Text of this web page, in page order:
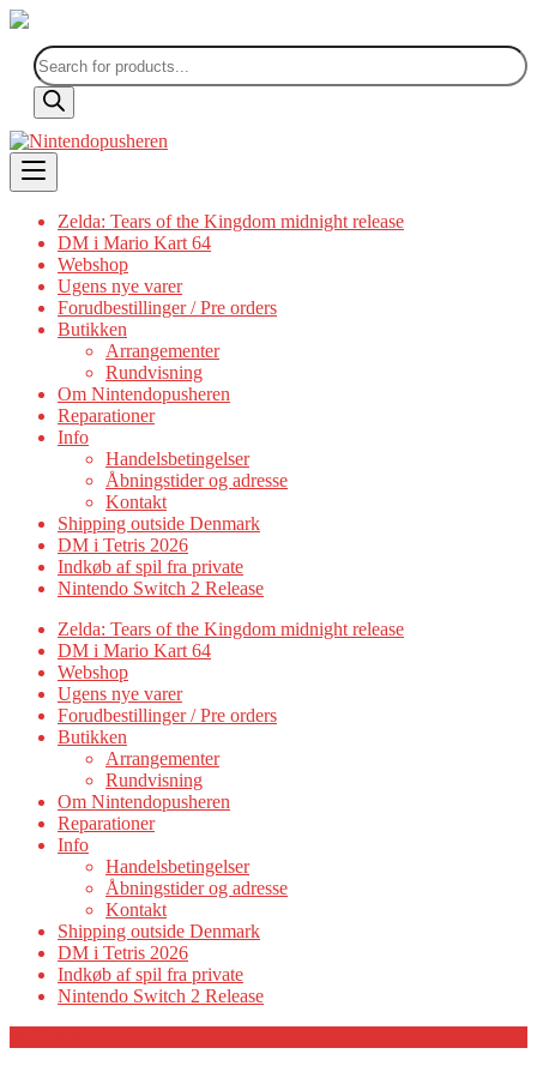
Products
search
Skip
to
content
Zelda: Tears of the Kingdom midnight release
DM i Mario Kart 64
Webshop
Ugens nye varer
Forudbestillinger / Pre orders
Butikken
Arrangementer
Rundvisning
Om Nintendopusheren
Reparationer
Info
Handelsbetingelser
Åbningstider og adresse
Kontakt
Shipping outside Denmark
DM i Tetris 2026
Indkøb af spil fra private
Nintendo Switch 2 Release
Zelda: Tears of the Kingdom midnight release
DM i Mario Kart 64
Webshop
Ugens nye varer
Forudbestillinger / Pre orders
Butikken
Arrangementer
Rundvisning
Om Nintendopusheren
Reparationer
Info
Handelsbetingelser
Åbningstider og adresse
Kontakt
Shipping outside Denmark
DM i Tetris 2026
Indkøb af spil fra private
Nintendo Switch 2 Release